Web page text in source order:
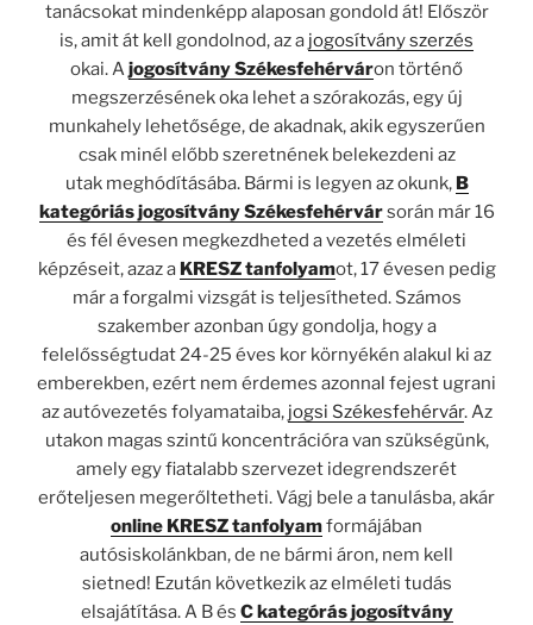
tanácsokatmindenképp alaposan gondold át! Először
is, amit át kell gondolnod, az a jogosítvány szerzés
okai.Ajogosítvány Székesfehérváron történő
megszerzésének oka lehet a szórakozás, egy új
munkahely lehetősége, de akadnak, akik egyszerűen
csak minél előbb szeretnének belekezdeni az
utakmeghódításába. Bármi is legyen az okunk, B
kategóriás jogosítvány Székesfehérvársorán már 16
és fél évesen megkezdheted a vezetés elméleti
képzéseit, azaz a KRESZ tanfolyamot, 17 évesen pedig
már a forgalmi vizsgát is teljesítheted. Számos
szakember azonban úgy gondolja, hogy a
felelősségtudat 24-25 éves kor környékén alakul ki az
emberekben, ezért nem érdemes azonnal fejest ugrani
az autóvezetés folyamataiba, jogsi Székesfehérvár. Az
utakon magas szintű koncentrációra van szükségünk,
amely egy fiatalabb szervezet idegrendszerét
erőteljesen megerőltetheti.Vágj bele a tanulásba, akár
online KRESZ tanfolyamformájában
autósiskolánkban, de ne bármi áron, nem kell
sietned! Ezután következik az elméleti tudás
elsajátítása.A B és C kategórás jogosítvány